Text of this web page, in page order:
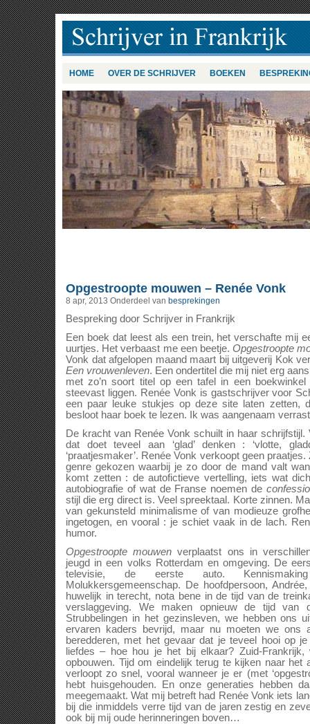
HOME OVER DE SCHRIJVER BOEKEN
Opgestroopte mouwen – Renée Vonk
8 apr, 2013 Onderdeel van besprekingen
Bespreking door Schrijver in Frankrijk
Een boek dat leest als een trein, het verschafte mij
uurtjes. Het verbaast me een beetje.Opgestroopte
Vonk dat afgelopen maand maart bij uitgeverij Kok
Een vrouwenleven. Een ondertitel die mij niet erg
met zo’n soort titel op een tafel in een
steevast liggen. Renée Vonk is gastschrijver voor
een paar leuke stukjes op deze site laten zetten,
besloot haar boek te lezen. Ik was aangenaam
De kracht van Renée Vonk schuilt in haar
dat doet teveel aan ‘glad’ denken : ‘vlotte,
‘praatjesmaker’. Renée Vonk verkoopt geen
genre gekozen waarbij je zo door de mand valt
komt zetten : de autofictieve vertelling, iets wat
autobiografie of wat de Franse noemen de
stijl die erg direct is. Veel spreektaal. Korte zinnen.
van gekunsteld minimalisme of van modieuze
ingetogen, en vooral : je schiet vaak in de lach.
humor.
Opgestroopte mouwen verplaatst ons in
jeugd in een volks Rotterdam en omgeving. De
televisie, de eerste auto.
Molukkersgemeenschap. De hoofdpersoon,
huwelijk in terecht, nota bene in de tijd van de
verslaggeving. We maken opnieuw de tijd van
Strubbelingen in het gezinsleven, we hebben ons
ervaren kaders bevrijd, maar nu moeten we ons
beredderen, met het gevaar dat je teveel hooi op
liefdes – hoe hou je het bij elkaar? Zuid-
opbouwen. Tijd om eindelijk terug te kijken naar het
verloopt zo snel, vooral wanneer je er (met
hebt huisgehouden. En onze generaties hebben
meegemaakt. Wat mij betreft had Renée Vonk iets
bij die inmiddels verre tijd van de jaren zestig en
ook bij mij oude herinneringen boven…